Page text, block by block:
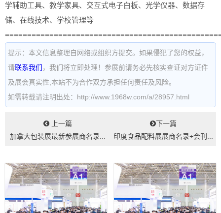
学辅助工具、教学家具、交互式电子白板、光学仪器、数据存
储、在线技术、学校管理等
提示：本文信息整理自网络或组织方提交。如果侵犯了您的权益，
请联系我们 ，我们将立即处理！参展前请务必先核实查证对方证件
及展会真实性,本站不为合作双方承担任何责任及风险。
如需转载请注明出处：http://www.1968w.com/a/28957.html
上一篇
加拿大包装展最新参展商名录...
下一篇
印度食品配料展展商名录+会刊...